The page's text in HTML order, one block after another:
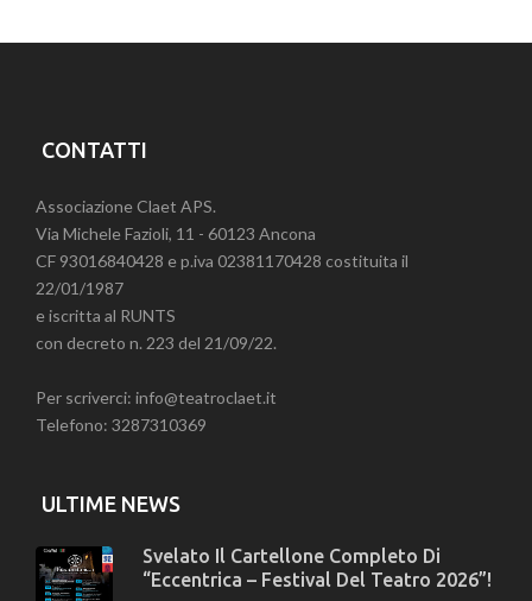
CONTATTI
Associazione Claet APS.
Via Michele Fazioli, 11 - 60123 Ancona
CF 93016840428 e p.iva 02381170428 costituita il
22/01/1987
e iscritta al RUNTS
con decreto n. 223 del 21/09/22.
Per scriverci: info@teatroclaet.it
Telefono: 3287310369
ULTIME NEWS
Svelato Il Cartellone Completo Di
“Eccentrica – Festival Del Teatro 2026”!